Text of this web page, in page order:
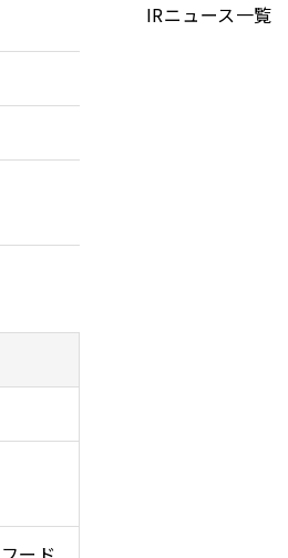
IRニュース⼀覧